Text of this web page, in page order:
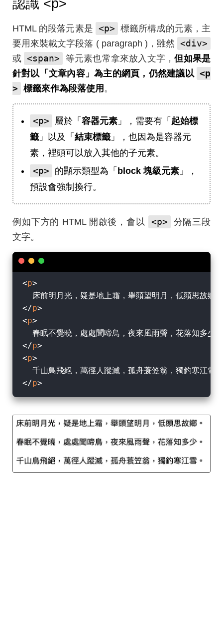
認識 <p>
HTML 的段落元素是 <p> 標籤所構成的元素，主
要用來裝載文字段落 ( paragraph )，雖然 <div>
或 <span> 等元素也常拿來放入文字，但如果是
針對以「文章內容」為主的網頁，仍然建議以 <p
> 標籤來作為段落使用 。
<p> 屬於「 容器元素 」，需要有「 起始標
籤 」以及「 結束標籤 」，也因為是容器元
素，裡頭可以放入其他的子元素。
<p> 的顯示類型為「 block 塊級元素 」，
預設會強制換行。
例如下方的 HTML 開啟後，會以 <p>
分隔三段
文字。
<p>
</p>
<p>
</p>
<p>
</p>